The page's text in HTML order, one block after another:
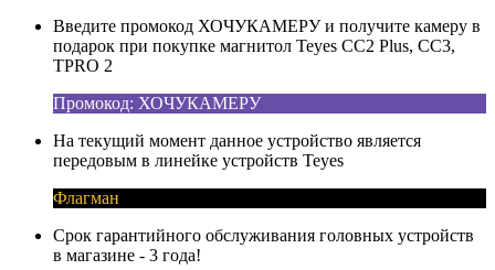
Введите промокод ХОЧУКАМЕРУ и получите камеру в
подарок при покупке магнитол Teyes CC2 Plus, CC3,
TPRO 2
Промокод: ХОЧУКАМЕРУ
На текущий момент данное устройство является
передовым в линейке устройств Teyes
Флагман
Срок гарантийного обслуживания головных устройств
в магазине - 3 года!